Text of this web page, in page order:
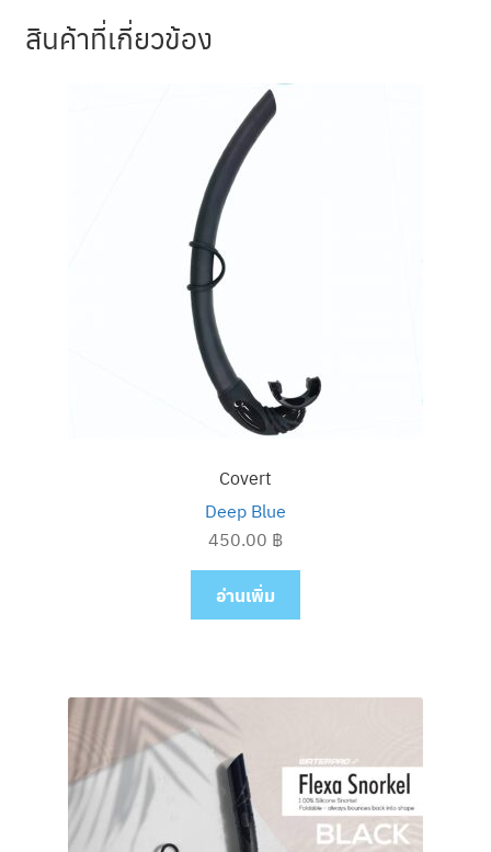
สินค้าที่เกี่ยวข้อง
Covert
Deep Blue
450.00 ฿
อ่านเพิ่ม